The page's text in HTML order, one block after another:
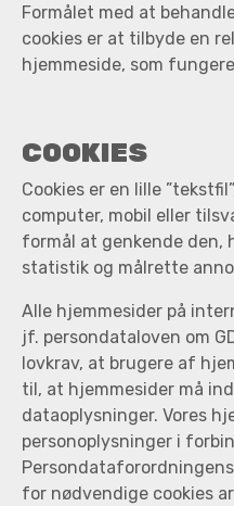
Koncepter
Kontakt
Formålet med at
cookies er at tilbyde en
hjemmeside, som
COOKIES
Cookies er en lille
computer, mobil eller
formål at genkende den,
statistik og målrette
Alle hjemmesider på
jf. persondataloven om
lovkrav, at brugere af
til, at hjemmesider må
dataoplysninger. Vores
personoplysninger i
for nødvendige cookies